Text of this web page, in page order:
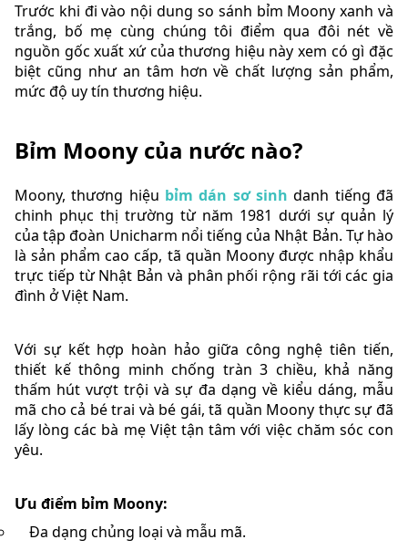
Trước khi đi vào nội dung so sánh bỉm Moony xanh và
trắng, bố mẹ cùng chúng tôi điểm qua đôi nét về
nguồn gốc xuất xứ của thương hiệu này xem có gì đặc
biệt cũng như an tâm hơn về chất lượng sản phẩm,
mức độ uy tín thương hiệu.
Bỉm Moony của nước nào?
Moony, thương hiệu bỉm dán sơ sinh danh tiếng đã
chinh phục thị trường từ năm 1981 dưới sự quản lý
của tập đoàn Unicharm nổi tiếng của Nhật Bản. Tự hào
là sản phẩm cao cấp, tã quần Moony được nhập khẩu
trực tiếp từ Nhật Bản và phân phối rộng rãi tới các gia
đình ở Việt Nam.
Với sự kết hợp hoàn hảo giữa công nghệ tiên tiến,
thiết kế thông minh chống tràn 3 chiều, khả năng
thấm hút vượt trội và sự đa dạng về kiểu dáng, mẫu
mã cho cả bé trai và bé gái, tã quần Moony thực sự đã
lấy lòng các bà mẹ Việt tận tâm với việc chăm sóc con
yêu.
Ưu điểm bỉm Moony:
Đa dạng chủng loại và mẫu mã.